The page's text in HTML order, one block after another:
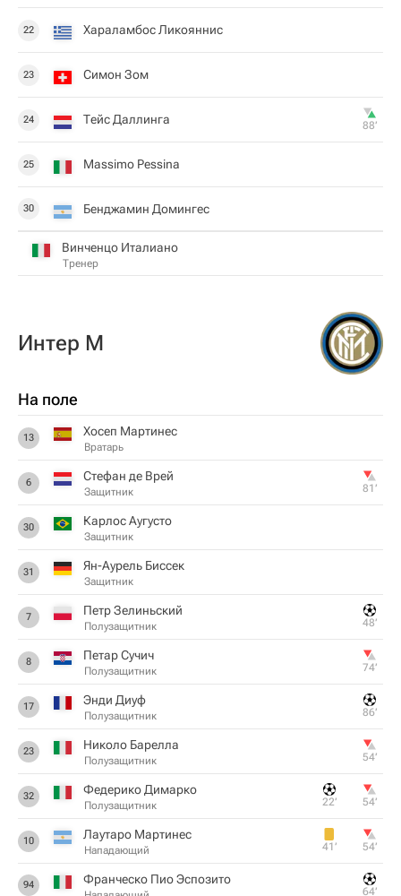
22 Хараламбос Ликояннис
23 Симон Зом
24 Тейс Даллинга 88‎’‎
25 Massimo Pessina
30 Бенджамин Домингес
Винченцо Италиано
Тренер
Интер М
На поле
13 Хосеп Мартинес
Вратарь
6 Стефан де Врей
Защитник 81‎’‎
30 Карлос Аугусто
Защитник
31 Ян-Аурель Биссек
Защитник
7 Петр Зелиньский
Полузащитник 48‎’‎
8 Петар Сучич
Полузащитник 74‎’‎
17 Энди Диуф
Полузащитник 86‎’‎
23 Николо Барелла
Полузащитник 54‎’‎
32 Федерико Димарко
Полузащитник 22‎’‎ 54‎’‎
10 Лаутаро Мартинес
Нападающий 41‎’‎ 54‎’‎
94 Франческо Пио Эспозито
64‎’‎